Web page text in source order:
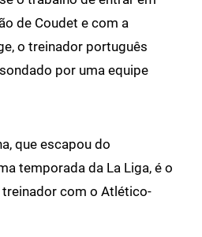
de Coudet e com a
o treinador português
por uma equipe
que escapou do
temporada da La Liga, é o
com o Atlético-